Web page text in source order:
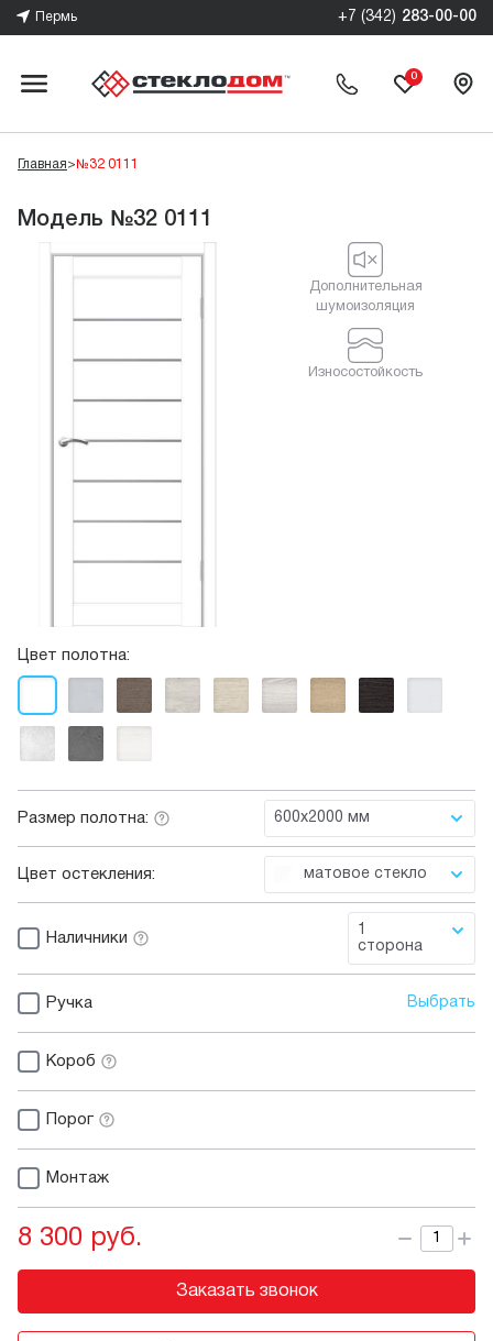
Пермь +7 (342) 283-00-00
0
Главная> №32 0111
Модель №32 0111
Цвет полотна:
Размер полотна: 600x2000 мм
Цвет остекления: матовое стекло
Наличники
1
сторона
Ручка Выбрать
Короб
Порог
Монтаж
8 300 руб.
Заказать звонок
Дополнительная
шумоизоляция
Износостойкость